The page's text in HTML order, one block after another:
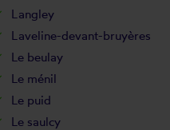
Langley
Laveline-devant-bruyères
Le beulay
Le ménil
Le puid
Le saulcy